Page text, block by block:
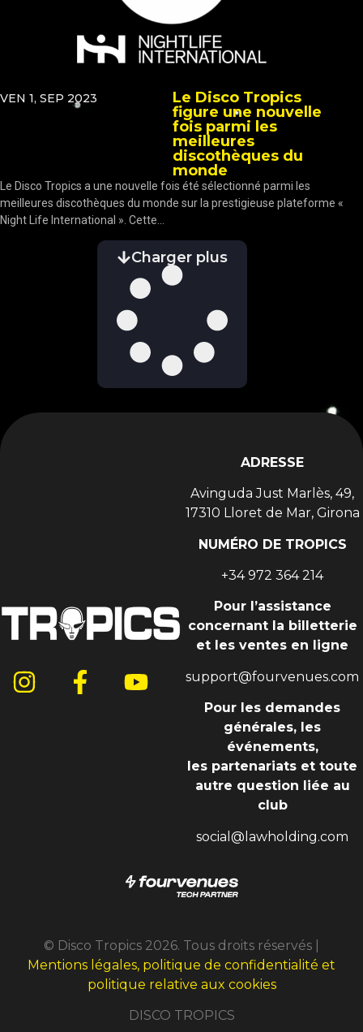
VEN 1, SEP 2023
Le Disco Tropics
figure une nouvelle
fois parmi les
meilleures
discothèques du
monde
Le Disco Tropics a une nouvelle fois été sélectionné parmi les
meilleures discothèques du monde sur la prestigieuse plateforme «
Night Life International ». Cette...
Charger plus
ADRESSE
Avinguda Just Marlès, 49,
17310 Lloret de Mar, Girona
NUMÉRO DE TROPICS
+34 972 364 214
Pour l’assistance
concernant la billetterie
et les ventes en ligne
support@fourvenues.com
Pour les demandes
générales, les
événements,
les partenariats et toute
autre question liée au
club
social@lawholding.com
© Disco Tropics 2026. Tous droits réservés |
Mentions légales, politique de confidentialité et
politique relative aux cookies
DISCO TROPICS